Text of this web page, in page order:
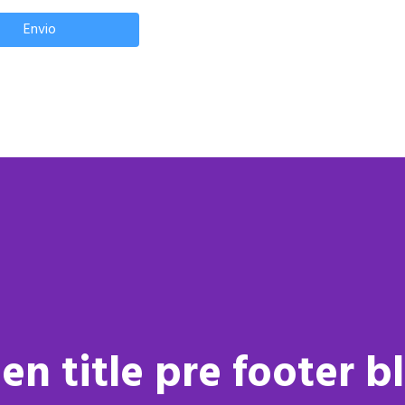
Envio
title pre footer